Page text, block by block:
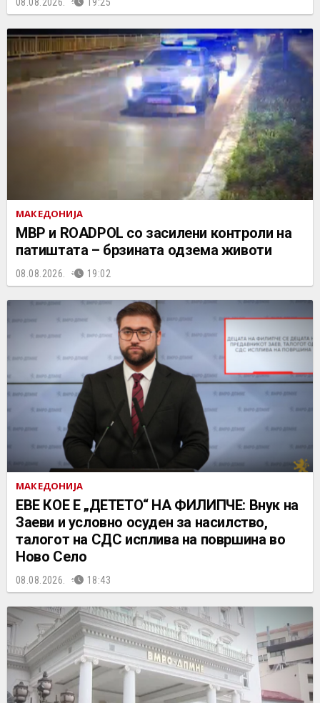
МАКЕДОНИЈА
МВР и ROADPOL со засилени контроли на
патиштата – брзината одзема животи
08.08.2026. 19:02
МАКЕДОНИЈА
ЕВЕ КОЕ Е „ДЕТЕТО“ НА ФИЛИПЧЕ: Внук на
Заеви и условно осуден за насилство,
талогот на СДС исплива на површина во
Ново Село
08.08.2026. 18:43